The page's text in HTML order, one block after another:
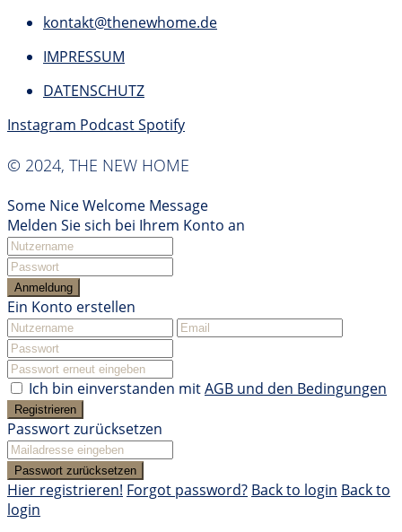
kontakt@thenewhome.de
IMPRESSUM
DATENSCHUTZ
Instagram PodcastSpotify
© 2024, THE NEW HOME
Some Nice Welcome Message
Melden Sie sich bei Ihrem Konto an
Anmeldung
Ein Konto erstellen
Ich bin einverstanden mitAGB und den Bedingungen
Registrieren
Passwort zurücksetzen
Passwort zurücksetzen
Hier registrieren! Forgot password? Back to login Back to
login